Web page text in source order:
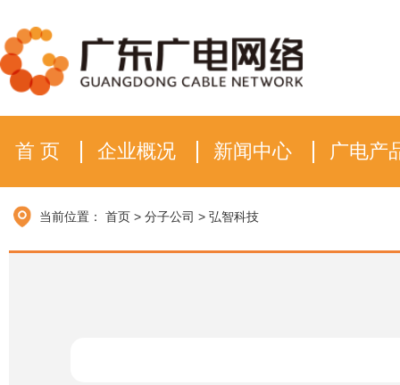
首 页 企业概况 新闻中心 广电产
当前位置： 首页 > 分子公司 > 弘智科技